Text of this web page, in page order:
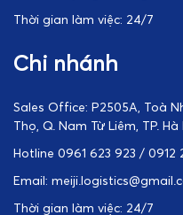
Thời gian làm việc: 24/7
Chi nhánh
Sales Office: P2505A, Toà
Thọ, Q. Nam Từ Liêm, TP. Hà
Hotline 0961 623 923 / 0912
Email:
Thời gian làm việc: 24/7